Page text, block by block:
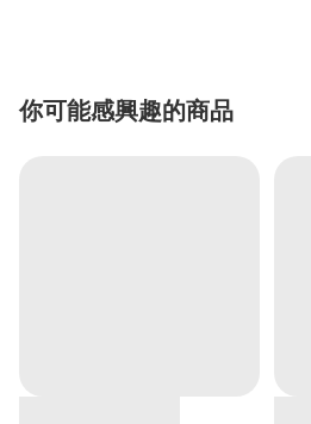
你可能感興趣的商品